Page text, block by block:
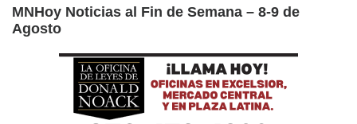
MNHoy Noticias al Fin de Semana – 8-9 de
Agosto